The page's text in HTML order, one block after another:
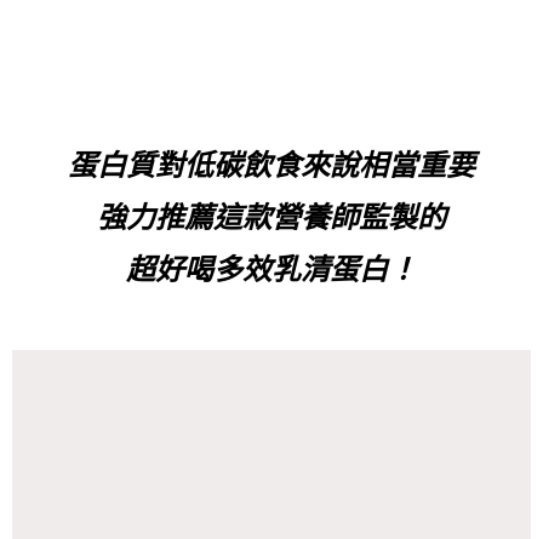
蛋白質對低碳飲食來說相當重要
強力推薦這款營養師監製的
超好喝多效乳清蛋白！